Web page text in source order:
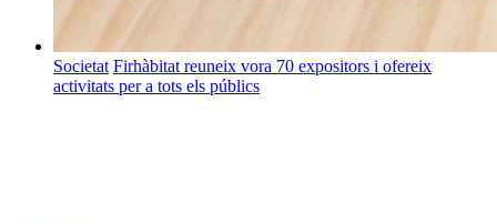
Societat Firhàbitat reuneix vora 70 expositors i ofereix
activitats per a tots els públics